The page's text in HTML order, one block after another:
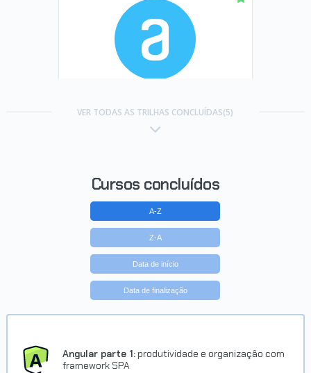
Wordpress
Carreira Iniciante Back-end PHP
Concluído em 04/04/2017
VER TODAS AS TRILHAS CONCLUÍDAS(5)
Cursos concluídos
A-Z
Z-A
Data de início
Data de finalização
Angular parte 1: produtividade e organização com
framework SPA